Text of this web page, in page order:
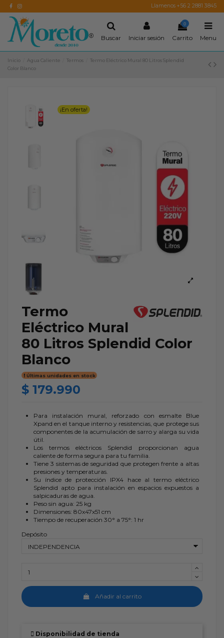
Llamenos +56 2 2881 3845
Buscar Iniciar sesión
0
Carrito Menu
Inicio Agua Caliente Termos
Termo Eléctrico Mural 80 Litros Splendid
Color Blanco
¡En oferta!
Termo
Eléctrico Mural
80 Litros Splendid Color
Blanco
Últimas unidades en stock
$ 179.990
Para instalación mural, reforzado con esmalte Blue
Xpand en el tanque interno y resistencias, que protege sus
componentes de la acumulación de sarro y alarga su vida
útil.
Los termos eléctricos Splendid proporcionan agua
caliente de forma segura para tu familia.
Tiene 3 sistemas de seguridad que protegen frente a altas
presiones y temperaturas.
Su índice de protección IPX4 hace al termo eléctrico
Splendid apto para instalación en espacios expuestos a
salpicaduras de agua.
Peso sin agua: 25 kg
Dimensiones: 80x47x51 cm
Tiempo de recuperación 30° a 75°: 1 hr
Depósito
Añadir al carrito
Disponibilidad de tienda